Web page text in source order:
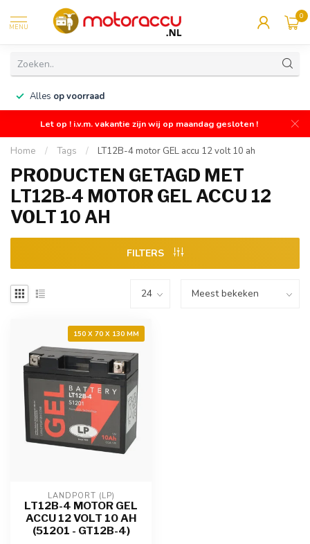
MENU
0
Alles op voorraad
Let op ! i.v.m. vakantie zijn wij op maandag gesloten !
Home / Tags / LT12B-4 motor GEL accu 12 volt 10 ah
PRODUCTEN GETAGD MET
LT12B-4 MOTOR GEL ACCU 12
VOLT 10 AH
FILTERS
150 X 70 X 130 MM
LANDPORT (LP)
LT12B-4 MOTOR GEL
ACCU 12 VOLT 10 AH
(51201 - GT12B-4)